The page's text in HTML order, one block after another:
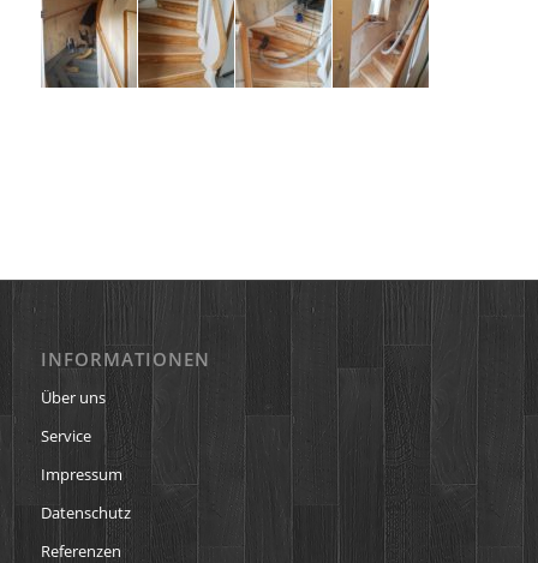
INFORMATIONEN
Über uns
Service
Impressum
Datenschutz
Referenzen